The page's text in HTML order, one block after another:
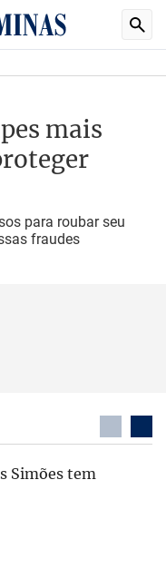
mais
para roubar seu
fraudes
Simões tem